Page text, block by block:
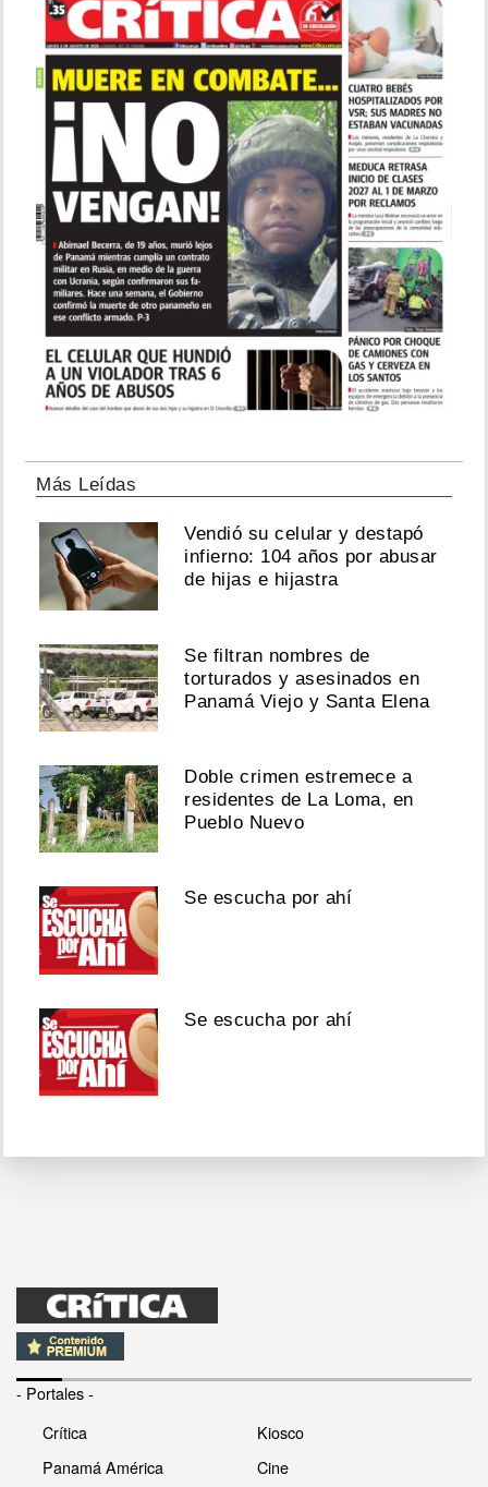
Más Leídas
Vendió su celular y destapó
infierno: 104 años por abusar
de hijas e hijastra
Se filtran nombres de
torturados y asesinados en
Panamá Viejo y Santa Elena
Doble crimen estremece a
residentes de La Loma, en
Pueblo Nuevo
Se escucha por ahí
Se escucha por ahí
- Portales -
Crítica
Panamá América
Kiosco
Cine